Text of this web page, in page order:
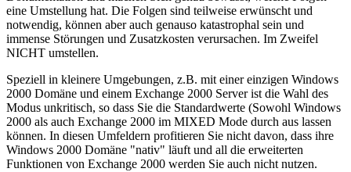
eine Umstellung hat. Die Folgen sind teilweise erwünscht und
notwendig, können aber auch genauso katastrophal sein und
immense Störungen und Zusatzkosten verursachen. Im Zweifel
NICHT umstellen.
Speziell in kleinere Umgebungen, z.B. mit einer einzigen Windows
2000 Domäne und einem Exchange 2000 Server ist die Wahl des
Modus unkritisch, so dass Sie die Standardwerte (Sowohl Windows
2000 als auch Exchange 2000 im MIXED Mode durch aus lassen
können. In diesen Umfeldern profitieren Sie nicht davon, dass ihre
Windows 2000 Domäne "nativ" läuft und all die erweiterten
Funktionen von Exchange 2000 werden Sie auch nicht nutzen.